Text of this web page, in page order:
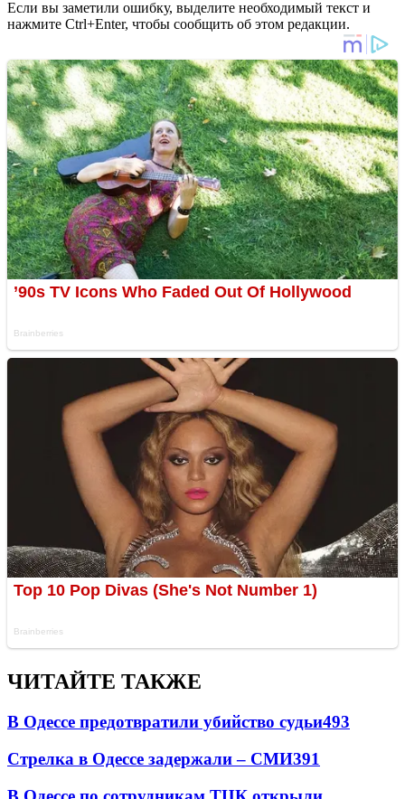
Если вы заметили ошибку, выделите необходимый текст и
нажмите Ctrl+Enter, чтобы сообщить об этом редакции.
ЧИТАЙТЕ ТАКЖЕ
В Одессе предотвратили убийство судьи493
Стрелка в Одессе задержали – СМИ391